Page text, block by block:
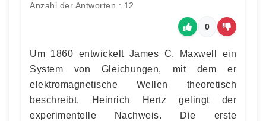
Anzahl der Antworten : 12
0
Um 1860 entwickelt James C. Maxwell ein
System von Gleichungen, mit dem er
elektromagnetische Wellen theoretisch
beschreibt. Heinrich Hertz gelingt der
experimentelle Nachweis. Die erste